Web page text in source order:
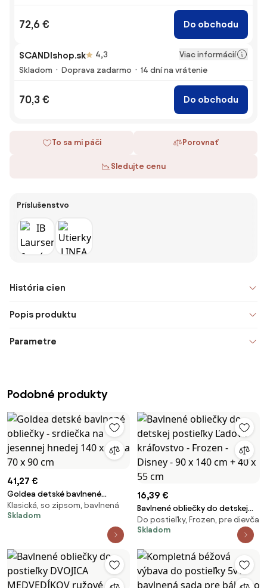
72,6 € Do obchodu
SCANDIshop.sk 4,3
Viac informácií
Skladom
Doprava zadarmo 14 dní na vrátenie
70,3 € Do obchodu
To sa mi páči Porovnať
Sledujte cenu
Príslušenstvo
História cien
Popis produktu
Parametre
Podobné produkty
41,27 €
Goldea detské bavlnené
obliečky - srdiečka na jesennej
hnedej 140 x 200 a 70 x 90 cm
Klasická, so zipsom, bavlnená
Skladom
16,39 €
Bavlnené obliečky do detskej
postieľky Ľadové kráľovstvo -
Frozen - Disney - 90 x 140 cm +
Do postieľky, Frozen, pre dievča
Skladom